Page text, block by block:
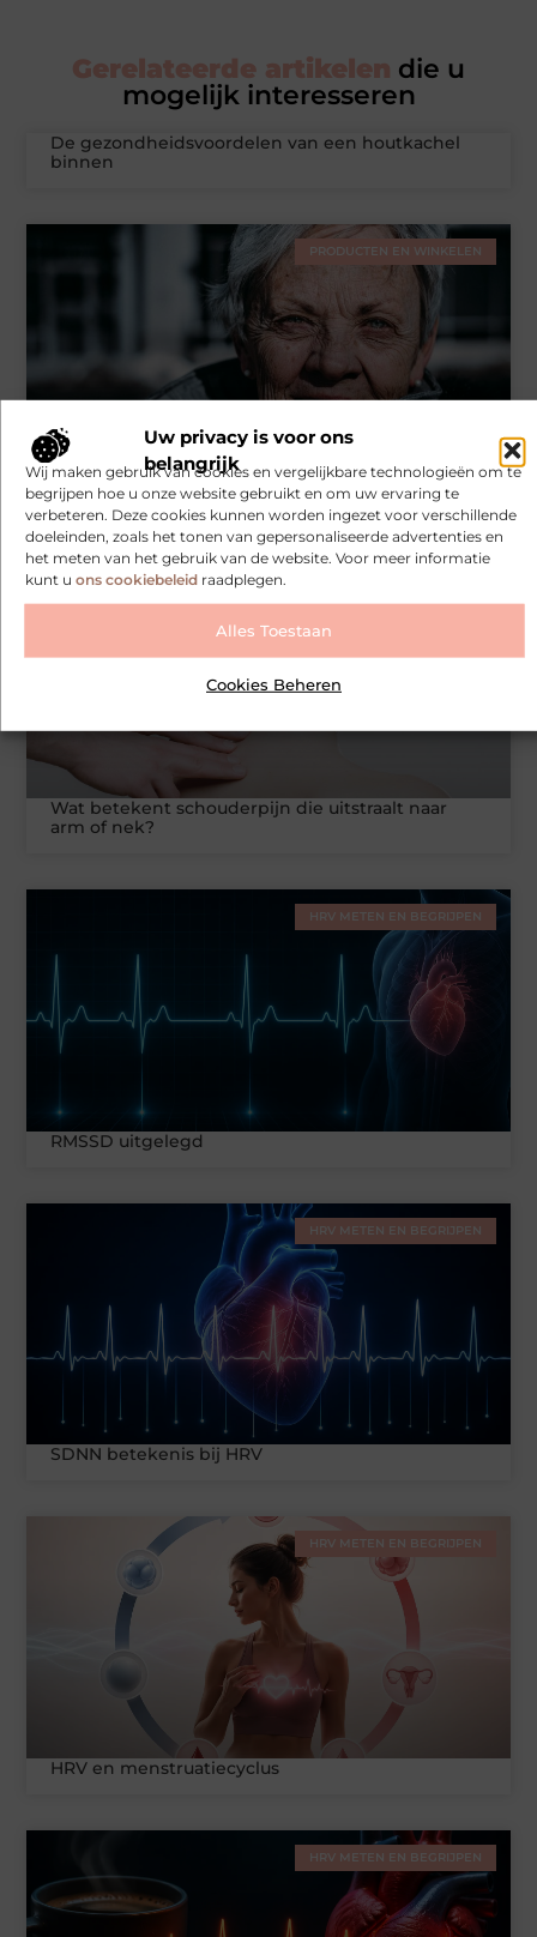
Uw privacy is voor ons
belangrijk
Wij maken gebruik van cookies en vergelijkbare technologieën om te
begrijpen hoe u onze website gebruikt en om uw ervaring te
verbeteren. Deze cookies kunnen worden ingezet voor verschillende
doeleinden, zoals het tonen van gepersonaliseerde advertenties en
het meten van het gebruik van de website. Voor meer informatie
kunt u ons cookiebeleidraadplegen.
Alles Toestaan
Cookies Beheren
Gerelateerde artikelen die u
mogelijk interesseren
De gezondheidsvoordelen van een houtkachel
binnen
PRODUCTEN EN WINKELEN
Vaste of opvouwbare scootmobiel. Welke keuze
past echt bij uw dagritme?
VOLKSGEZONDHEID EN VEILIGHEID
Wat betekent schouderpijn die uitstraalt naar
arm of nek?
HRV METEN EN BEGRIJPEN
RMSSD uitgelegd
HRV METEN EN BEGRIJPEN
SDNN betekenis bij HRV
HRV METEN EN BEGRIJPEN
HRV en menstruatiecyclus
HRV METEN EN BEGRIJPEN